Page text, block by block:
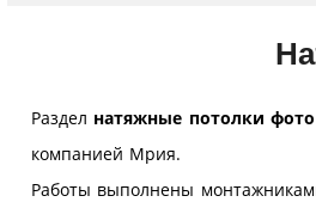
Раздел натяжные потолки фото
компанией Мрия.
Работы выполнены